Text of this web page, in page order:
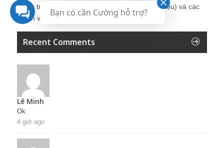
Quản trị Nhân sự Nguyễn Hùng Cường (
giới thiệu) và các
thành viên khác trong cộng đồng Nhân sự.
Recent Comments
Lê Minh
Ok
4 giờ ago
Bạn có cần Cường hỗ trợ?